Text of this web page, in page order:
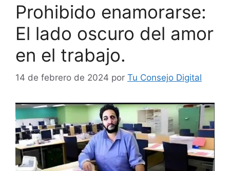
Prohibido enamorarse:
El lado oscuro del amor
en el trabajo.
14 de febrero de 2024 por Tu Consejo Digital